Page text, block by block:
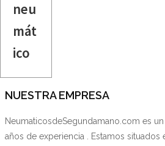
neu
mát
ico
NUESTRA EMPRESA
NeumaticosdeSegundamano.com es
años de experiencia . Estamos situados